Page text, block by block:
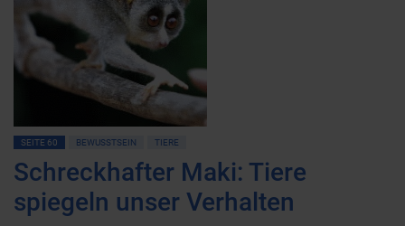
SEITE 60 BEWUSSTSEIN TIERE
Schreckhafter Maki: Tiere
spiegeln unser Verhalten